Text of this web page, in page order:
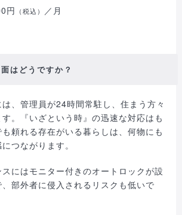
円
（税込） ／月
はどうですか？
、管理員が24時間常駐し、住まう方々
。『いざという時』の迅速な対応はも
頼れる存在がいる暮らしは、何物にも
つながります。
にはモニター付きのオートロックが設
部外者に侵入されるリスクも低いで